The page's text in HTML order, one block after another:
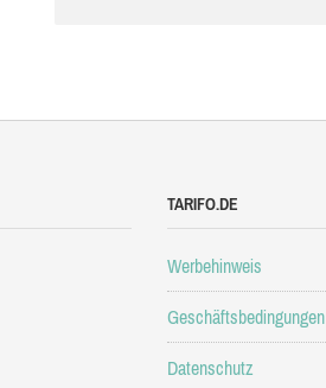
TARIFO.DE
Werbehinweis
Geschäftsbedingungen
Datenschutz